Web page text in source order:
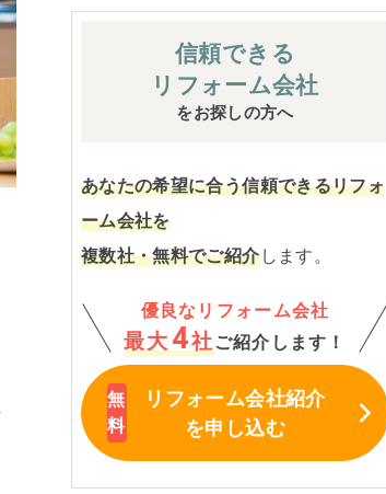
信頼できる
リフォーム会社
をお探しの方へ
あなたの希望に合う信頼できるリフォ
ーム会社を
複数社・無料でご紹介します。
優良なリフォーム会社
最大 4社 ご紹介します！
リフォーム会社紹介
を申し込む